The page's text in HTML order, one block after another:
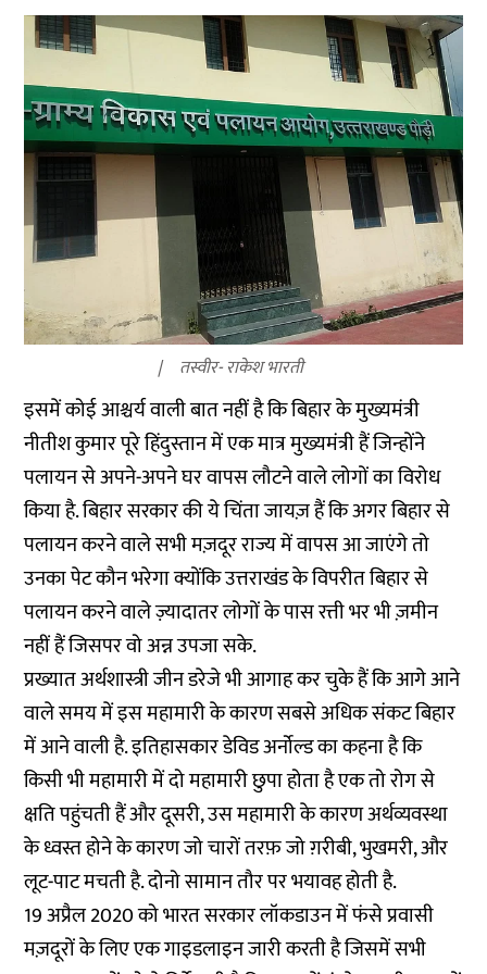
तस्वीर- राकेश भारती
इसमें कोई आश्चर्य वाली बात नहीं है कि बिहार के मुख्यमंत्री
नीतीश कुमार पूरे हिंदुस्तान में एक मात्र मुख्यमंत्री हैं जिन्होंने
पलायन से अपने-अपने घर वापसलौटने वाले लोगों का विरोध
किया है. बिहार सरकार की ये चिंता जायज़ हैं कि अगर बिहार से
पलायन करने वाले सभी मज़दूर राज्य में वापस आ जाएंगे तो
उनका पेट कौन भरेगा क्योंकि उत्तराखंड के विपरीत बिहार से
पलायन करने वाले ज़्यादातर लोगों के पास रत्ती भर भी ज़मीन
नहीं हैं जिसपर वो अन्न उपजा सके.
प्रख्यात अर्थशास्त्रीजीन डरेजेभी आगाह कर चुके हैं कि आगे आने
वाले समय में इस महामारी के कारण सबसे अधिक संकट बिहार
में आने वाली है.इतिहासकार डेविड अर्नोल्डका कहना है कि
किसी भी महामारी में दो महामारी छुपा होता है एक तो रोग से
क्षति पहुंचती हैं और दूसरी, उस महामारी के कारण अर्थव्यवस्था
के ध्वस्त होने के कारण जो चारों तरफ़ जो ग़रीबी, भुखमरी, और
लूट-पाट मचती है. दोनो सामान तौर पर भयावह होती है.
19 अप्रैल 2020 को भारत सरकार लॉकडाउन में फंसे प्रवासी
मज़दूरों के लिएएक गाइडलाइनजारी करती है जिसमें सभी